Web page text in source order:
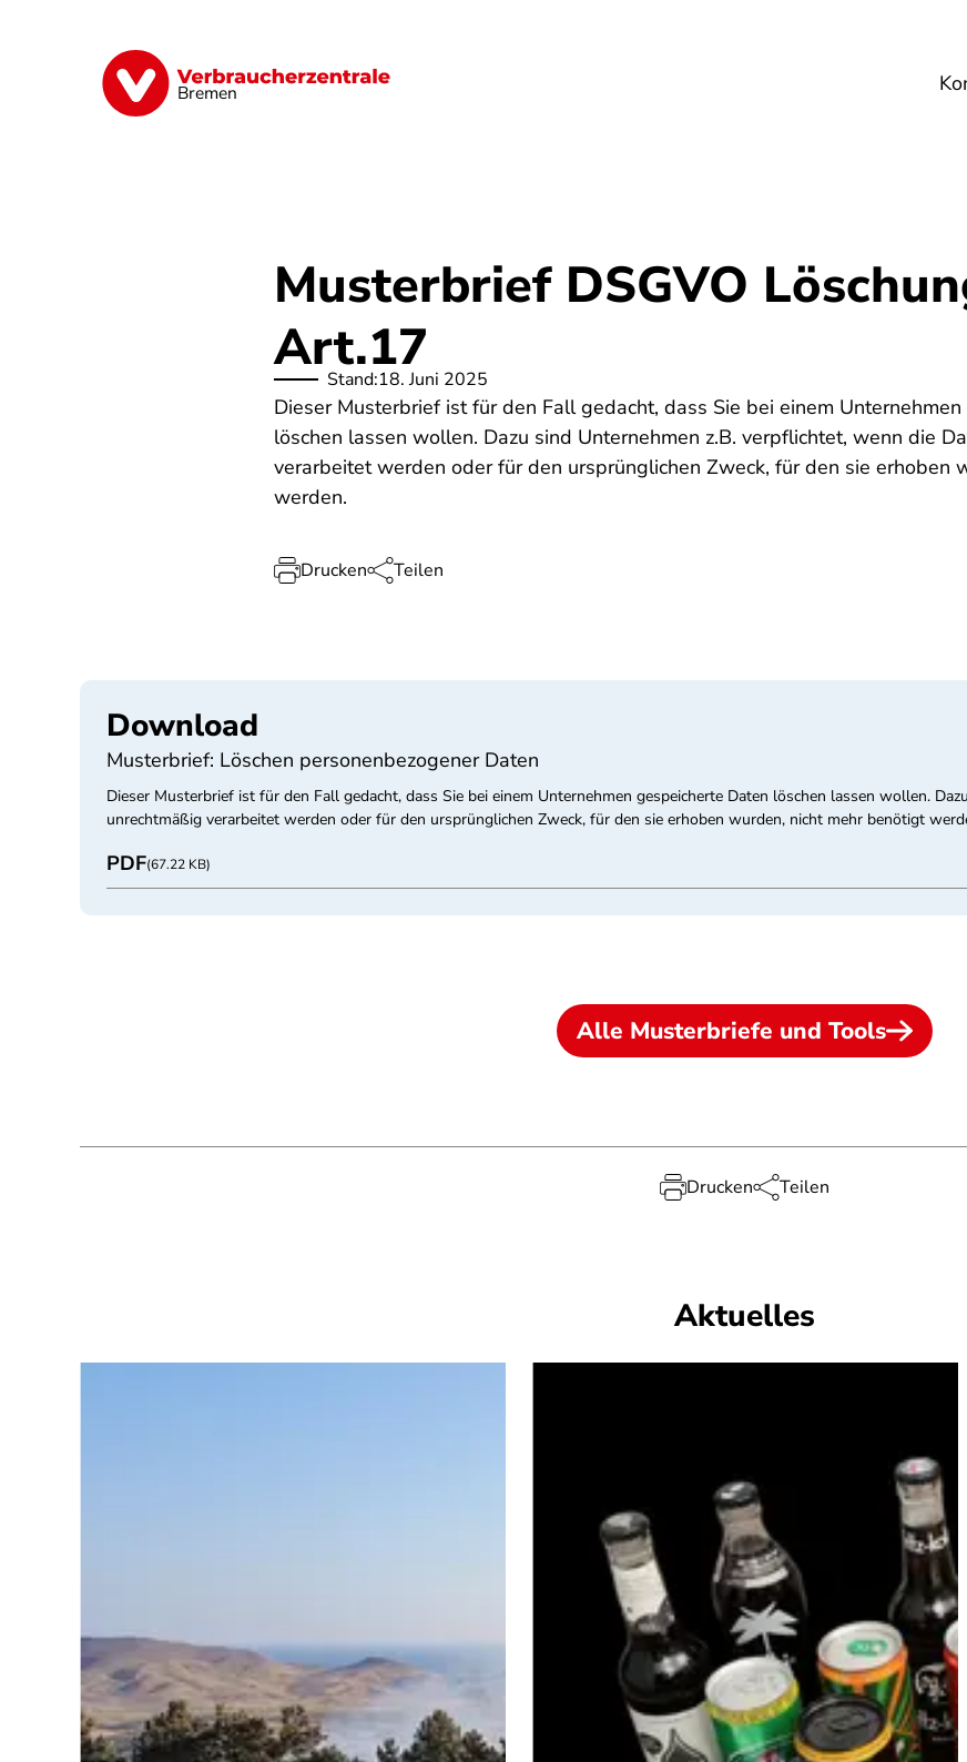
Bremen
Finanzen Digitales Lebensmittel
Musterbrief DSGVO
Art.17
Stand:18. Juni 2025
Dieser Musterbrief ist für den Fall gedacht, dass Sie bei einem
löschen lassen wollen. Dazu sind Unternehmen z.B. verpflichtet, wenn die
verarbeitet werden oder für den ursprünglichen Zweck, für den sie erhoben
werden.
Drucken Teilen
Download
Musterbrief: Löschen personenbezogener Daten
Dieser Musterbrief ist für den Fall gedacht, dass Sie bei einem Unternehmen gespeicherte Daten löschen lassen wollen.
unrechtmäßig verarbeitet werden oder für den ursprünglichen Zweck, für den sie erhoben wurden, nicht mehr benötigt
PDF(67.22 KB)
Alle Musterbriefe und Tools
Drucken Teilen
Aktuelles